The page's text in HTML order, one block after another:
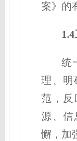
案》的
统
理、明
范，反
源、信
懈，加